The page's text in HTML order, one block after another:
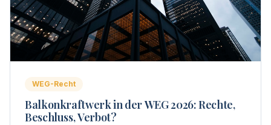
WEG-Recht
Balkonkraftwerk in der WEG 2026: Rechte,
Beschluss, Verbot?